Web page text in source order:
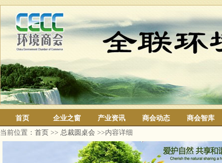
首页 企业之窗 产业资讯 商会动态
商会智库
当前位置： 首页 >> 总裁圆桌会 >>内容详细